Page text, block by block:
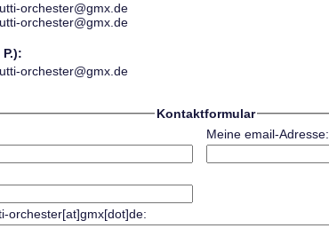
orchester@gmx.de
orchester@gmx.de
orchester@gmx.de
Kontaktformular
Meine email-Adresse:
orchester[at]gmx[dot]de: